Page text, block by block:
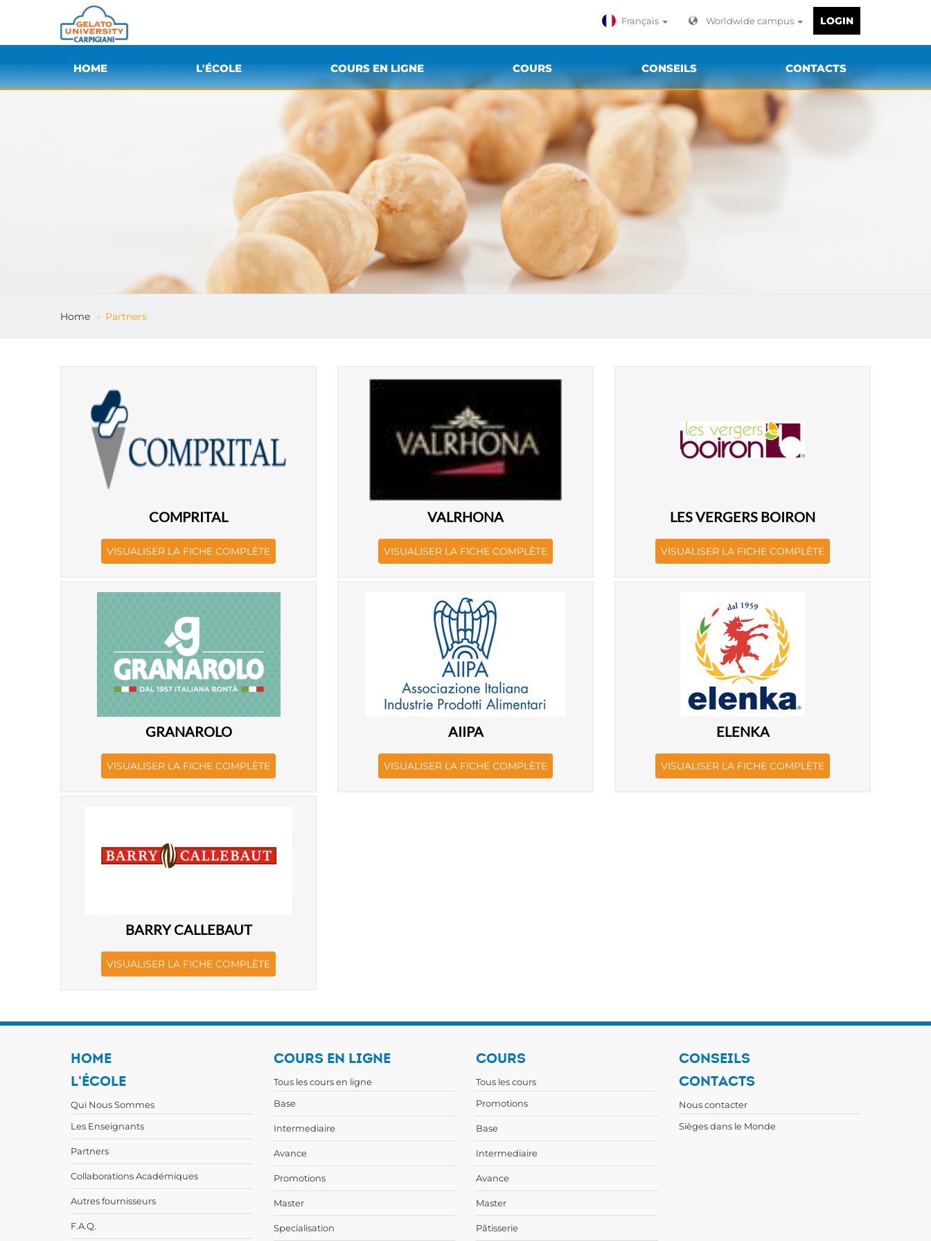
Français Worldwide campus LOGIN
HOME L'ÉCOLE COURS EN LIGNE COURS CONSEILS CONTACTS
Home Partners
COMPRITAL
VISUALISER LA FICHE COMPLÈTE
VALRHONA
VISUALISER LA FICHE COMPLÈTE
LES VERGERS BOIRON
VISUALISER LA FICHE COMPLÈTE
GRANAROLO
VISUALISER LA FICHE COMPLÈTE
AIIPA
VISUALISER LA FICHE COMPLÈTE
ELENKA
VISUALISER LA FICHE COMPLÈTE
BARRY CALLEBAUT
VISUALISER LA FICHE COMPLÈTE
HOME
L'ÉCOLE
Qui Nous Sommes
Les Enseignants
Partners
Collaborations Académiques
Autres fournisseurs
F.A.Q.
COURS EN LIGNE
Tous les cours en ligne
Base
Intermediaire
Avance
Promotions
Master
Specialisation
COURS
Tous les cours
Promotions
Base
Intermediaire
Avance
Master
Pâtisserie
CONSEILS
CONTACTS
Nous contacter
Sièges dans le Monde